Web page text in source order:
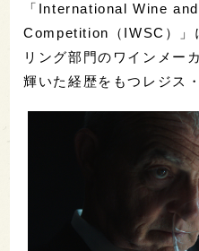
「International Wine
Competition（IWSC）」
リング部門のワインメー
輝いた経歴をもつレジス